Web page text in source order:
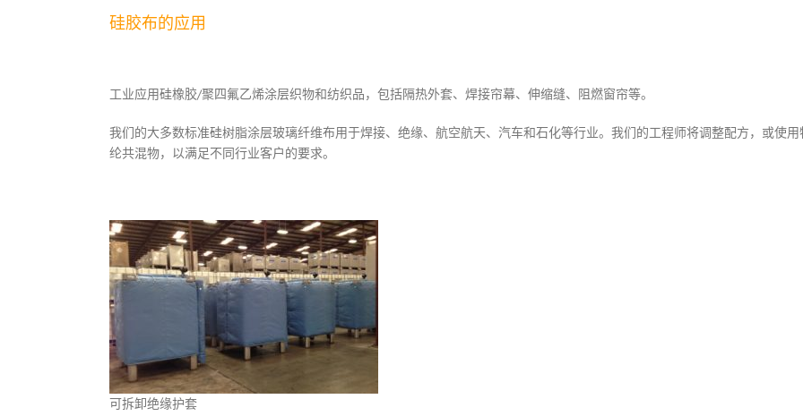
硅胶布的应用
工业应用硅橡胶/聚四氟乙烯涂层织物和纺织品，包括隔热外套、焊接帘幕、伸缩缝、阻燃窗帘等。
我们的大多数标准硅树脂涂层玻璃纤维布用于焊接、绝缘、航空航天、汽车和石化等行业。我们的工程师将调整配方，或使
纶共混物，以满足不同行业客户的要求。
可拆卸绝缘护套